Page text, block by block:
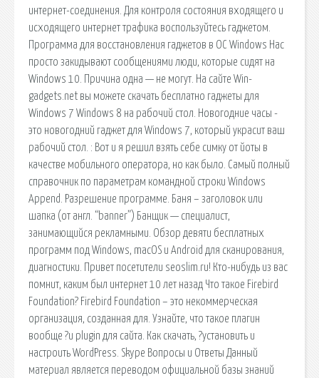
интернет-соединения. Для контроля состояния входящего и
исходящего интернет трафика воспользуйтесь гаджетом.
Программа для восстановления гаджетов в ОС Windows Нас
просто закидывают сообщениями люди, которые сидят на
Windows 10. Причина одна — не могут. На сайте Win-
gadgets.net вы можете скачать бесплатно гаджеты для
Windows 7 Windows 8 на рабочий стол. Новогодние часы -
это новогодний гаджет для Windows 7, который украсит ваш
рабочий стол. : Вот и я решил взять себе симку от йоты в
качестве мобильного оператора, но как было. Самый полный
справочник по параметрам командной строки Windows
Append. Разрешение программе. Баня – заголовок или
шапка (от англ. “banner”) Банщик — специалист,
занимающийся рекламными. Обзор девяти бесплатных
программ под Windows, macOS и Android для сканирования,
диагностики. Привет посетители seoslim.ru! Кто-нибудь из вас
помнит, каким был интернет 10 лет назад Что такое Firebird
Foundation? Firebird Foundation – это некоммерческая
организация, созданная для. Узнайте, что такое плагин
вообще ?и plugin для сайта. Как скачать, ?установить и
настроить WordPress. Skype Вопросы и Ответы Данный
материал является переводом официальной базы знаний